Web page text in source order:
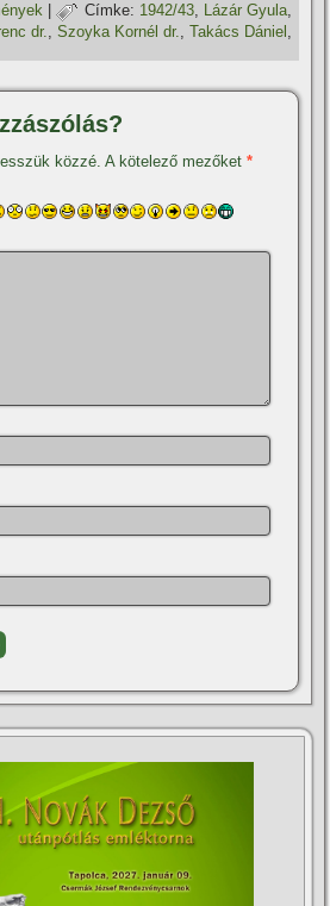
| Címke: 1942/43, Lázár Gyula,
dr. ,Szoyka Kornél dr. ,Takács Dániel
közzé. A kötelező mezőket*